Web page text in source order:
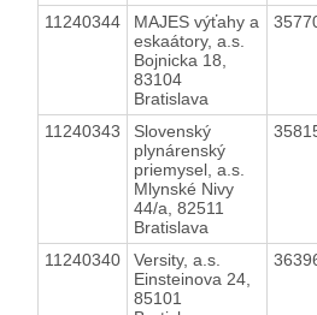
11240344
MAJES výťahy a
eskaátory, a.s.
Bojnicka 18,
83104
Bratislava
11240343
Slovenský
plynárenský
priemysel, a.s.
Mlynské Nivy
44/a, 82511
Bratislava
11240340
Versity, a.s.
Einsteinova 24,
85101